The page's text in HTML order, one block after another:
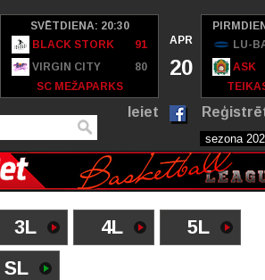
SVĒTDIENA: 20:30
BLACK STORK
91
VIRGIN CITY
80
SC MEŽAPARKS
APR
20
LU-
ASK
Ieiet
3L 4L
5L
SL